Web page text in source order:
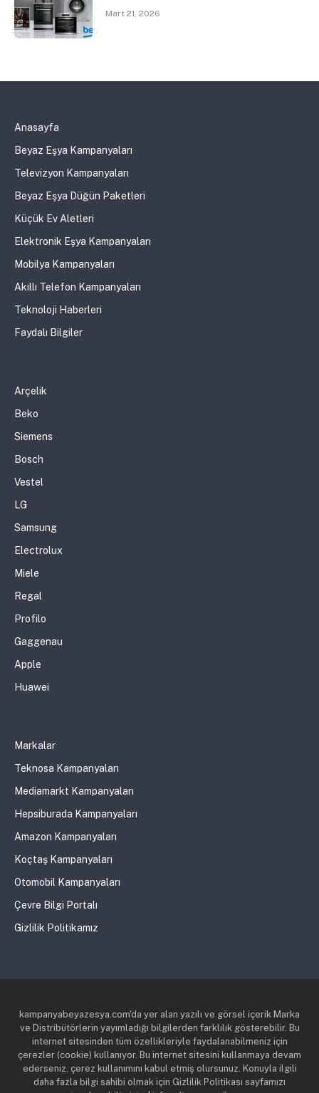
Mart 21, 2026
Anasayfa
Beyaz Eşya Kampanyaları
Televizyon Kampanyaları
Beyaz Eşya Düğün Paketleri
Küçük Ev Aletleri
Elektronik Eşya Kampanyaları
Mobilya Kampanyaları
Akıllı Telefon Kampanyaları
Teknoloji Haberleri
Faydalı Bilgiler
Arçelik
Beko
Siemens
Bosch
Vestel
LG
Samsung
Electrolux
Miele
Regal
Profilo
Gaggenau
Apple
Huawei
Markalar
Teknosa Kampanyaları
Mediamarkt Kampanyaları
Hepsiburada Kampanyaları
Amazon Kampanyaları
Koçtaş Kampanyaları
Otomobil Kampanyaları
Çevre Bilgi Portalı
Gizlilik Politikamız
kampanyabeyazesya.com'da yer alan yazılı ve görsel içerik Marka
ve Distribütörlerin yayımladığı bilgilerden farklılık gösterebilir. Bu
internet sitesinden tüm özellikleriyle faydalanabilmeniz için
çerezler (cookie) kullanıyor. Bu internet sitesini kullanmaya devam
ederseniz, çerez kullanımını kabul etmiş olursunuz. Konuyla ilgili
daha fazla bilgi sahibi olmak için Gizlilik Politikası sayfamızı